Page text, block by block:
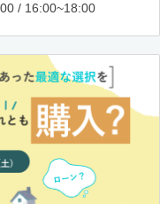
/ 16:00~18:00